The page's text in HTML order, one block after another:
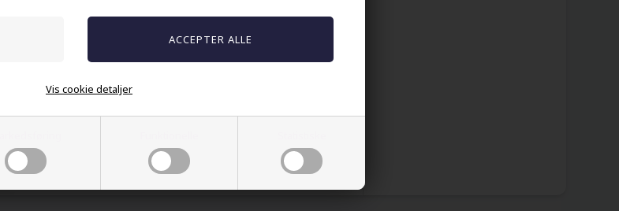
Vis cookie detaljer
Bredde:8 mm
Lett, slitesterk og komfortabel
Allergivennlig